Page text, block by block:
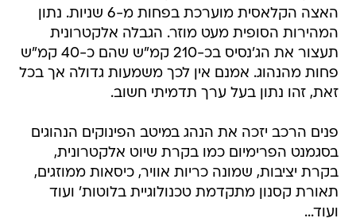
האצה הקלאסית מוערכת בפחות מ-6 שניות. נתון
המהירות הסופית מעט מוזר. הגבלה אלקטרונית
תעצור את הג'נסיס בכ-210 קמ"ש שהם כ-40 קמ"ש
פחות מהנהוג. אמנם אין לכך משמעות גדולה אך בכל
זאת, זהו נתון בעל ערך תדמיתי חשוב.
פנים הרכב יזכה את הנהג במיטב הפינוקים הנהוגים
בסגמנט הפרימיום כמו בקרת שיוט אלקטרונית,
בקרת יציבות, שמונה כריות אוויר, כיסאות ממוזגים,
תאורת קסנון מתקדמת טכנולוגיית בלוטות' ועוד
ועוד...